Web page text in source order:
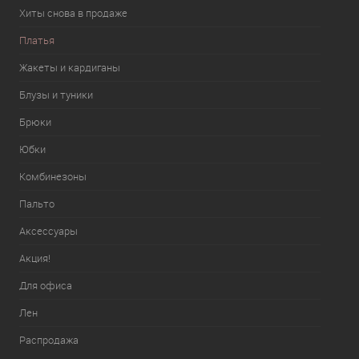
Хиты снова в продаже
Платья
Жакеты и кардиганы
Блузы и туники
Брюки
Юбки
Комбинезоны
Пальто
Аксессуары
Акция!
Для офиса
Лен
Распродажа